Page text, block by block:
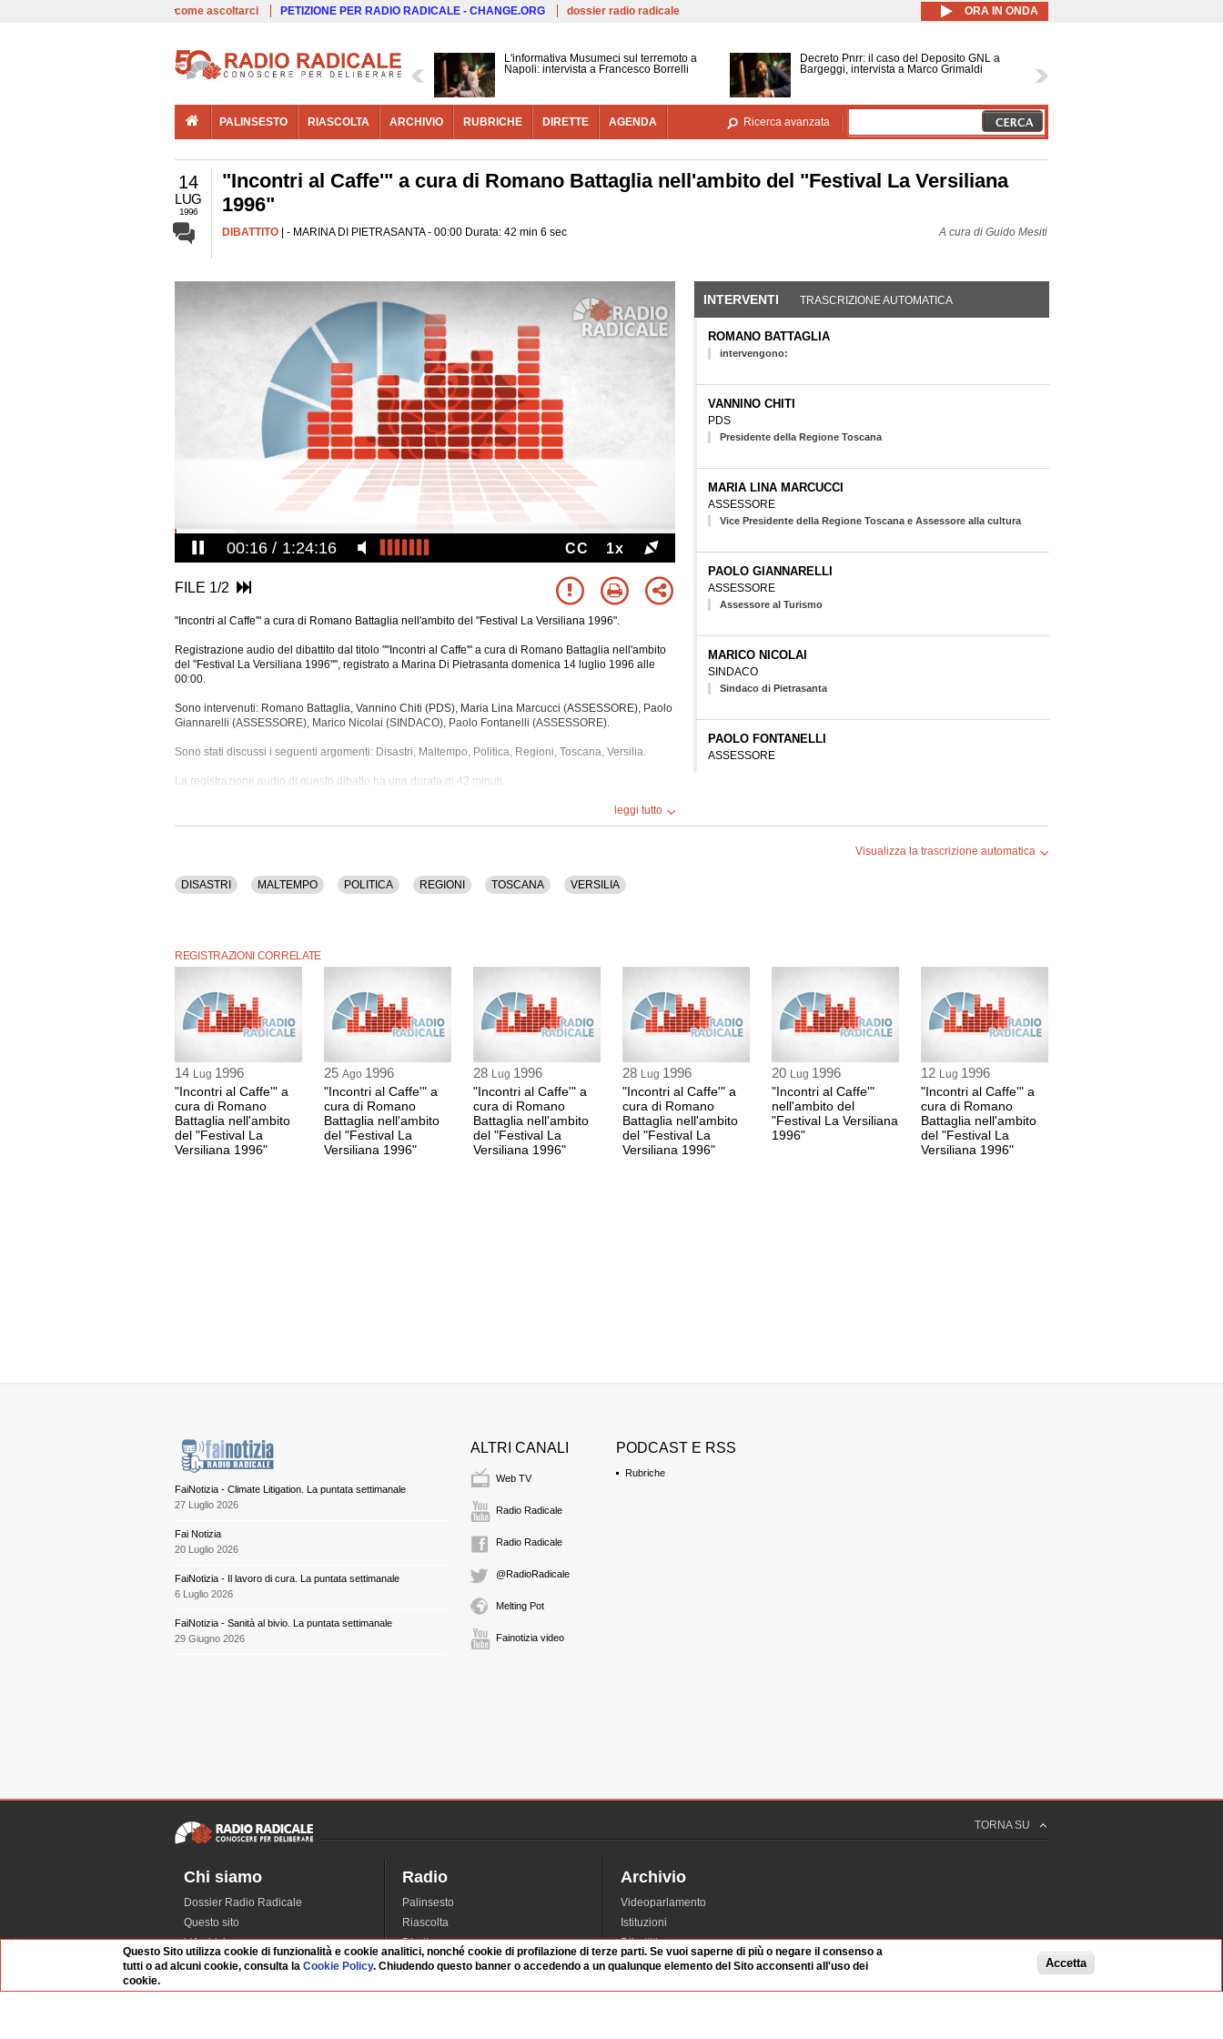
Salta al contenuto principale
come ascoltarci PETIZIONE PER RADIO RADICALE - CHANGE.ORG dossier radio radicale ORA IN ONDA
L'informativa Musumeci sul terremoto a
Napoli: intervista a Francesco Borrelli
Decreto Pnrr: il caso del Deposito GNL a
Bargeggi, intervista a Marco Grimaldi
PALINSESTO RIASCOLTA ARCHIVIO RUBRICHE DIRETTE AGENDA Ricerca avanzata
14
LUG
1996
"Incontri al Caffe'" a cura di Romano Battaglia nell'ambito del "Festival La Versiliana
1996"
DIBATTITO | - MARINA DI PIETRASANTA - 00:00 Durata: 42 min 6 sec A cura di Guido Mesiti
00:16 1:24:16 CC 1x
FILE 1/2
"Incontri al Caffe'" a cura di Romano Battaglia nell'ambito del "Festival La Versiliana 1996".
Registrazione audio del dibattito dal titolo ""Incontri al Caffe'" a cura di Romano Battaglia nell'ambito
del "Festival La Versiliana 1996"", registrato a Marina Di Pietrasanta domenica 14 luglio 1996 alle
00:00.
Sono intervenuti: Romano Battaglia, Vannino Chiti (PDS), Maria Lina Marcucci (ASSESSORE), Paolo
Giannarelli (ASSESSORE), Marico Nicolai (SINDACO), Paolo Fontanelli (ASSESSORE).
Sono stati discussi i seguenti argomenti: Disastri, Maltempo, Politica, Regioni, Toscana, Versilia.
La registrazione audio di questo dibatto ha una durata di 42 minuti.
leggi tutto
INTERVENTI (SCHEDA ATTIVA)
TRASCRIZIONE AUTOMATICA
ROMANO BATTAGLIA
intervengono:
VANNINO CHITI
PDS
Presidente della Regione Toscana
MARIA LINA MARCUCCI
ASSESSORE
Vice Presidente della Regione Toscana e Assessore alla cultura
PAOLO GIANNARELLI
ASSESSORE
Assessore al Turismo
MARICO NICOLAI
SINDACO
Sindaco di Pietrasanta
PAOLO FONTANELLI
ASSESSORE
Visualizza la trascrizione automatica
DISASTRI MALTEMPO POLITICA REGIONI TOSCANA VERSILIA
REGISTRAZIONI CORRELATE
14 Lug 1996
"Incontri al Caffe'" a
cura di Romano
Battaglia nell'ambito
del "Festival La
Versiliana 1996"
25 Ago 1996
"Incontri al Caffe'" a
cura di Romano
Battaglia nell'ambito
del "Festival La
Versiliana 1996"
28 Lug 1996
"Incontri al Caffe'" a
cura di Romano
Battaglia nell'ambito
del "Festival La
Versiliana 1996"
28 Lug 1996
"Incontri al Caffe'" a
cura di Romano
Battaglia nell'ambito
del "Festival La
Versiliana 1996"
20 Lug 1996
"Incontri al Caffe'"
nell'ambito del
"Festival La Versiliana
1996"
12 Lug 1996
"Incontri al Caffe'" a
cura di Romano
Battaglia nell'ambito
del "Festival La
Versiliana 1996"
FaiNotizia - Climate Litigation. La puntata settimanale
27 Luglio 2026
Fai Notizia
20 Luglio 2026
FaiNotizia - Il lavoro di cura. La puntata settimanale
6 Luglio 2026
FaiNotizia - Sanità al bivio. La puntata settimanale
29 Giugno 2026
ALTRI CANALI
Web TV
Radio Radicale
Radio Radicale
@RadioRadicale
Melting Pot
Fainotizia video
PODCAST E RSS
Rubriche
TORNA SU
Chi siamo
Dossier Radio Radicale
Questo sito
L'Archivio
Redazione
Radio
Palinsesto
Riascolta
Dirette
Rubriche
Archivio
Videoparlamento
Istituzioni
Dibattiti
Manifestazioni
Questo Sito utilizza cookie di funzionalità e cookie analitici, nonché cookie di profilazione di terze parti. Se vuoi saperne di più o negare il consenso a
tutti o ad alcuni cookie, consulta laCookie Policy. Chiudendo questo banner o accedendo a un qualunque elemento del Sito acconsenti all'uso dei
cookie.
Accetta